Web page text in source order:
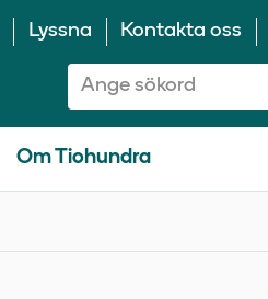
Lyssna Kontakta oss
Sök på 10100:
sökförslag
Om Tiohundra